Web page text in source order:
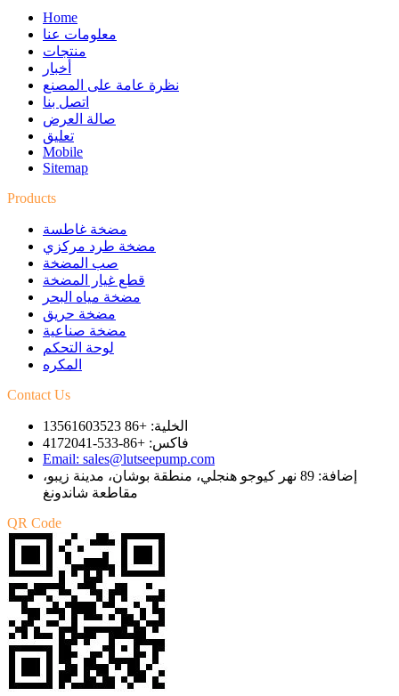
Home
معلومات عنا
منتجات
أخبار
نظرة عامة على المصنع
اتصل بنا
صالة العرض
تعليق
Mobile
Sitemap
Products
مضخة غاطسة
مضخة طرد مركزي
صب المضخة
قطع غيار المضخة
مضخة مياه البحر
مضخة حريق
مضخة صناعية
لوحة التحكم
المكره
Contact Us
الخلية: +86 13561603523
فاكس: +86-533-4172041
Email: sales@lutseepump.com
إضافة: 89 نهر كيوجو هنجلي، منطقة بوشان، مدينة زيبو،
مقاطعة شاندونغ
QR Code